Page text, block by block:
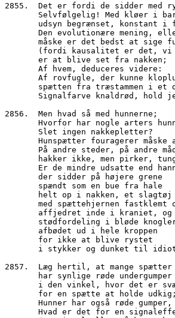
2855.  Det er fordi de sidder med
Selvfølgelig! Med kløer i
udsyn begrænset, konstant i
Den evolutionære mening,
måske er det bedst at sige
(fordi kausalitet er det,
       er at blive set fra nakken;
       Af hvem, deduceres videre:
Af rovfugle, der kunne
spætten fra træstammen i et
Signalfarve knaldrød, hold
2856.  Men hvad så med hunnerne;
Hvorfor har nogle arters
       Slet ingen nakkepletter?
Hunspætter fouragerer
På andre steder, på andre
hakker ikke, men pirker,
Er de mindre udsatte end
       der sidder på højere grene
       spændt som en bue fra hale
       helt op i nakken, et slagtøj
med spættehjernen fastklemt
       affjedret inde i kraniet, og
stødfordeling i bløde
       afbødet ud i hele kroppen
       for ikke at blive rystet
i stykker og dunket til
2857.  Læg hertil, at mange spætter
       har synlige røde undergumper
i den vinkel, hvor det er
       for en spætte at holde udkig;
       Hunner har også røde gumper,
Hvad er det for en